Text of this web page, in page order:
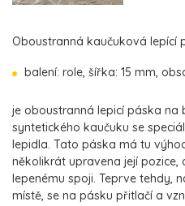
Oboustranná kaučuková lepící
balení: role, šířka: 15 mm,
je oboustranná lepicí páska na
syntetického kaučuku se
lepidla. Tato páska má tu
několikrát upravena její pozice,
lepenému spoji. Teprve tehdy,
místě, se na pásku přitlačí a